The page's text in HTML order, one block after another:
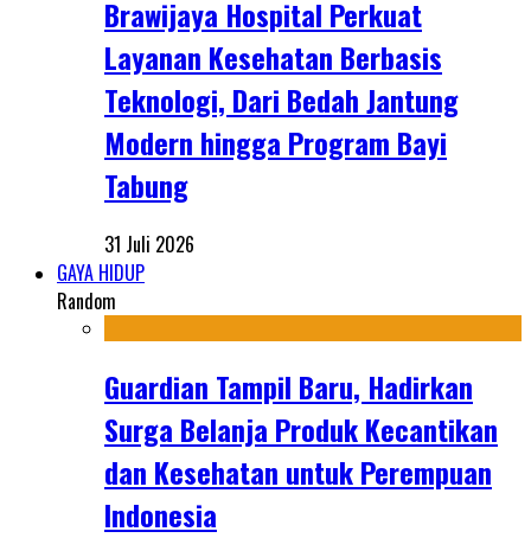
Brawijaya Hospital Perkuat
Layanan Kesehatan Berbasis
Teknologi, Dari Bedah Jantung
Modern hingga Program Bayi
Tabung
31 Juli 2026
GAYA HIDUP
Random
Guardian Tampil Baru, Hadirkan
Surga Belanja Produk Kecantikan
dan Kesehatan untuk Perempuan
Indonesia